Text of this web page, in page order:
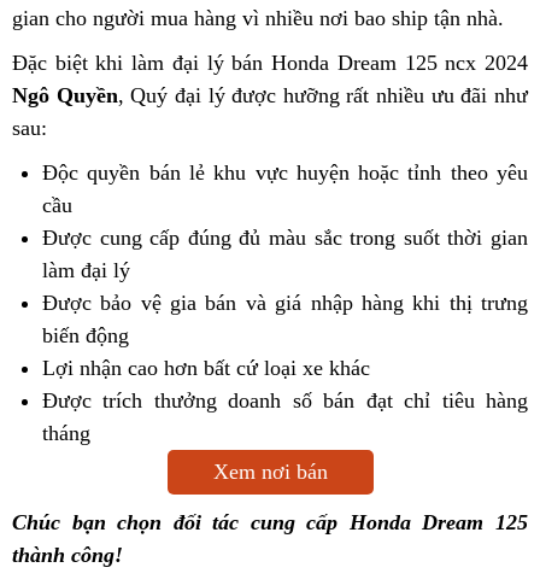
gian cho người mua hàng vì nhiều nơi bao ship tận nhà.
Đặc biệt khi làm đại lý bán Honda Dream 125 ncx 2024
Ngô Quyền, Quý đại lý được hưỡng rất nhiều ưu đãi như
sau:
Độc quyền bán lẻ khu vực huyện hoặc tỉnh theo yêu
cầu
Được cung cấp đúng đủ màu sắc trong suốt thời gian
làm đại lý
Được bảo vệ gia bán và giá nhập hàng khi thị trưng
biến động
Lợi nhận cao hơn bất cứ loại xe khác
Được trích thưởng doanh số bán đạt chỉ tiêu hàng
tháng
Xem nơi bán
Chúc bạn chọn đối tác cung cấp Honda Dream 125
thành công!